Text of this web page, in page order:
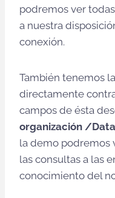
podremos ver
a nuestra
conexión.
También tenemos
directamente
campos de ésta
organización /
la demo podremos
las consultas a las
conocimiento del